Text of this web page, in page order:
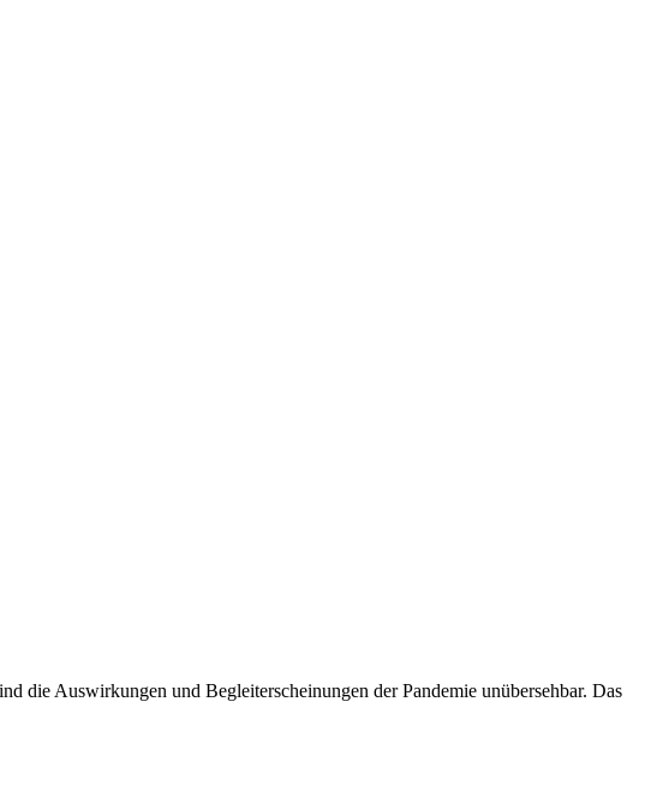
die Auswirkungen und Begleiterscheinungen der Pandemie unübersehbar. Das